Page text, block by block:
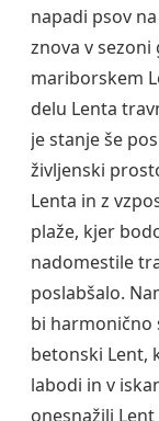
napadi psov
znova v
mariborskem
delu Lenta
je stanje še
življenski
Lenta in z
plaže, kjer
nadomestile
poslabšalo.
bi harmonično
betonski Lent,
labodi in v
onesnažili